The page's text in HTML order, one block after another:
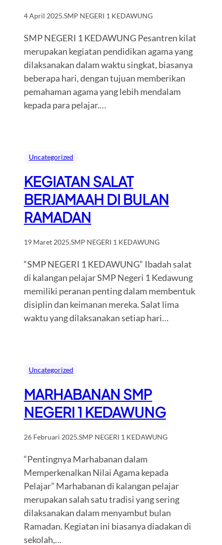
4 April 2025.SMP NEGERI 1 KEDAWUNG
SMP NEGERI 1 KEDAWUNG Pesantren kilat
merupakan kegiatan pendidikan agama yang
dilaksanakan dalam waktu singkat, biasanya
beberapa hari, dengan tujuan memberikan
pemahaman agama yang lebih mendalam
kepada para pelajar.…
Uncategorized
KEGIATAN SALAT
BERJAMAAH DI BULAN
RAMADAN
19 Maret 2025.SMP NEGERI 1 KEDAWUNG
“SMP NEGERI 1 KEDAWUNG“ Ibadah salat
di kalangan pelajar SMP Negeri 1 Kedawung
memiliki peranan penting dalam membentuk
disiplin dan keimanan mereka. Salat lima
waktu yang dilaksanakan setiap hari…
Uncategorized
MARHABANAN SMP
NEGERI 1 KEDAWUNG
26 Februari 2025.SMP NEGERI 1 KEDAWUNG
“Pentingnya Marhabanan dalam
Memperkenalkan Nilai Agama kepada
Pelajar” Marhabanan di kalangan pelajar
merupakan salah satu tradisi yang sering
dilaksanakan dalam menyambut bulan
Ramadan. Kegiatan ini biasanya diadakan di
sekolah,…